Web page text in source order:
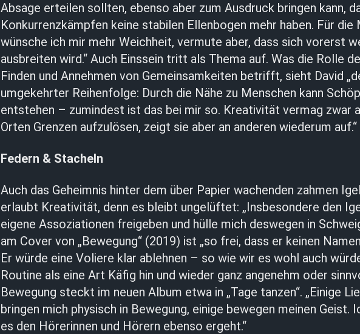
Absage erteilen sollten, ebenso aber zum Ausdruck bringen kann,
Konkurrenzkämpfen keine stabilen Ellenbogen mehr haben. Für die
wünsche ich mir mehr Weichheit, vermute aber, dass sich vorerst
ausbreiten wird.“ Auch Einssein tritt als Thema auf. Was die Rolle
Finden und Annehmen von Gemeinsamkeiten betrifft, sieht David
umgekehrter Reihenfolge: Durch die Nähe zu Menschen kann
entstehen – zumindest ist das bei mir so. Kreativität vermag zwar
Orten Grenzen aufzulösen, zeigt sie aber an anderen wiederum auf.“
Federn & Stacheln
Auch das Geheimnis hinter dem über Papier wachenden zahmen
erlaubt Kreativität, denn es bleibt ungelüftet: „Insbesondere den
eigene Assoziationen freigeben und hülle mich deswegen in
am Cover von „Bewegung“ (2019) ist „so frei, dass er keinen
Er würde eine Voliere klar ablehnen – so wie wir es wohl auch
Routine als eine Art Käfig hin und wieder ganz angenehm oder
Bewegung steckt im neuen Album etwa in „Tage tanzen“. „Einige
bringen mich physisch in Bewegung, einige bewegen meinen Geist.
es den Hörerinnen und Hörern ebenso ergeht.“